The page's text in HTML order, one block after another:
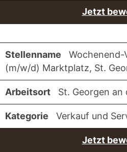
Jetzt
(m/w/d) Marktplatz, St.
St. Georgen an
Verkauf und
Jetzt